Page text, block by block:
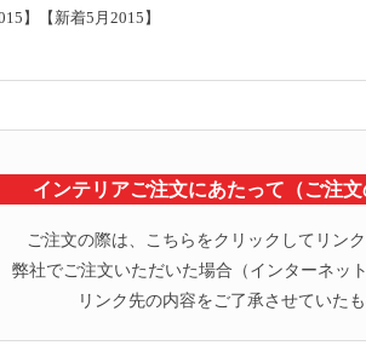
】【新着5月2015】
インテリアご注文にあたって（ご注
ご注文の際は、こちらをクリックしてリン
弊社でご注文いただいた場合（インターネッ
リンク先の内容をご了承させていた